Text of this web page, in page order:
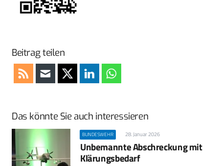
Beitrag teilen
Das könnte Sie auch interessieren
BUNDESWEHR 28. Januar 2026
Unbemannte Abschreckung mit
Klärungsbedarf